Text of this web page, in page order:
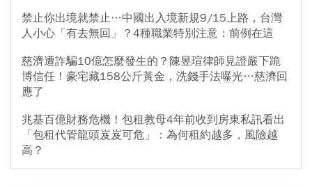
禁止你出境就禁止…中國出入境新規9/15上路，台灣
人小心「有去無回」？4種職業特別注意：前例在這
慈濟遭詐騙10億怎麼發生的？陳昱瑄律師見證嚴下跪
博信任！豪宅藏158公斤黃金，洗錢手法曝光…慈濟回
應了
兆基百億財務危機！包租教母4年前收到房東私訊看出
「包租代管龍頭岌岌可危」：為何租約越多，風險越
高？